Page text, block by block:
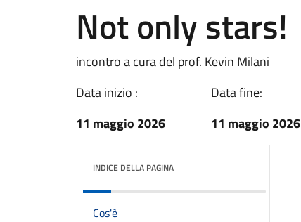
Not only stars!
incontro a cura del prof. Kevin Milani
Data inizio :
11 maggio 2026
Data fine:
11 maggio 2026
INDICE DELLA PAGINA
Cos'è